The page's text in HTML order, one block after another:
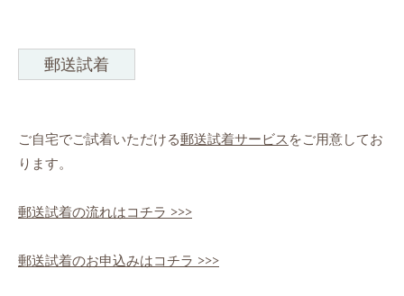
郵送試着
ご自宅でご試着いただける郵送試着サービス をご用意してお
ります。
郵送試着の流れはコチラ >>>
郵送試着のお申込みはコチラ >>>